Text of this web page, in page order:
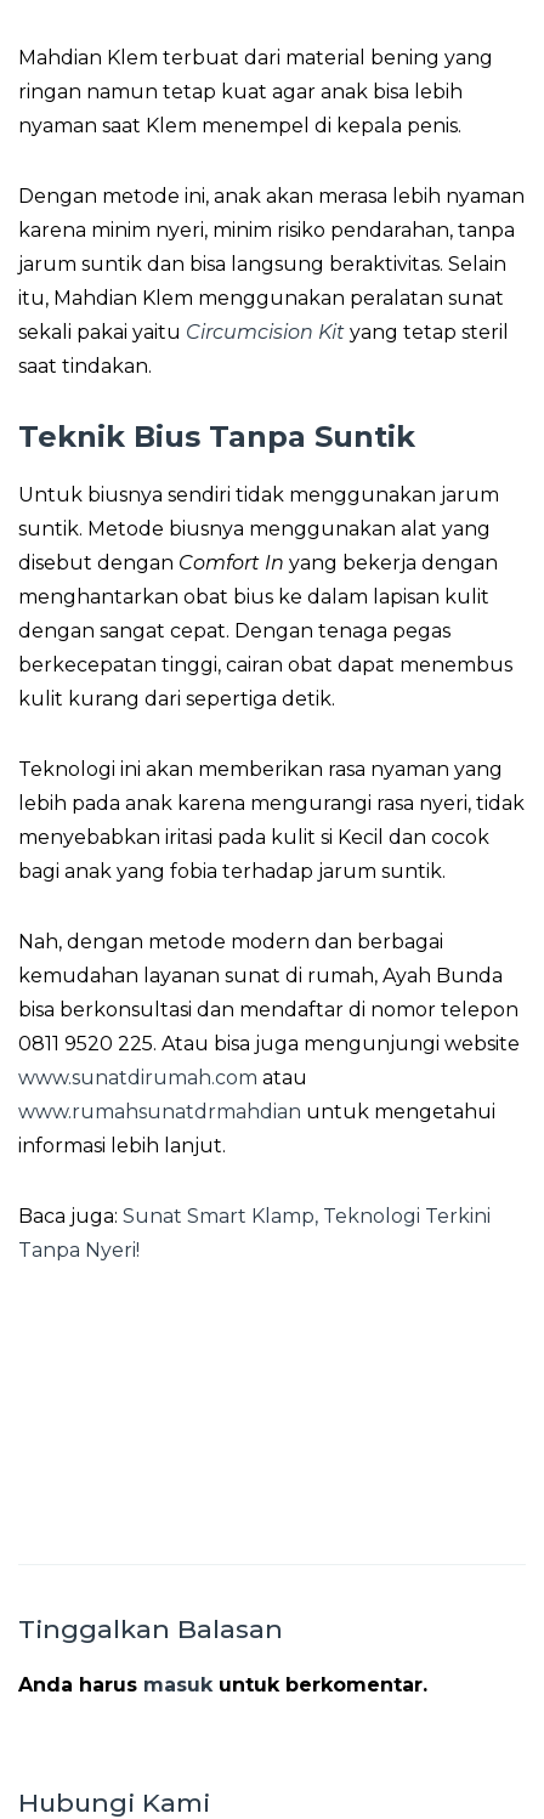
Mahdian Klem terbuat dari material bening yang
ringan namun tetap kuat agar anak bisa lebih
nyaman saat Klem menempel di kepala penis.
Dengan metode ini, anak akan merasa lebih nyaman
karena minim nyeri, minim risiko pendarahan, tanpa
jarum suntik dan bisa langsung beraktivitas. Selain
itu, Mahdian Klem menggunakan peralatan sunat
sekali pakai yaitu Circumcision Kit yang tetap steril
saat tindakan.
Teknik Bius Tanpa Suntik
Untuk biusnya sendiri tidak menggunakan jarum
suntik. Metode biusnya menggunakan alat yang
disebut dengan Comfort In yang bekerja dengan
menghantarkan obat bius ke dalam lapisan kulit
dengan sangat cepat. Dengan tenaga pegas
berkecepatan tinggi, cairan obat dapat menembus
kulit kurang dari sepertiga detik.
Teknologi ini akan memberikan rasa nyaman yang
lebih pada anak karena mengurangi rasa nyeri, tidak
menyebabkan iritasi pada kulit si Kecil dan cocok
bagi anak yang fobia terhadap jarum suntik.
Nah, dengan metode modern dan berbagai
kemudahan layanan sunat di rumah, Ayah Bunda
bisa berkonsultasi dan mendaftar di nomor telepon
0811 9520 225. Atau bisa juga mengunjungi website
www.sunatdirumah.com atau
www.rumahsunatdrmahdian untuk mengetahui
informasi lebih lanjut.
Baca juga: Sunat Smart Klamp, Teknologi Terkini
Tanpa Nyeri!
Tinggalkan Balasan
Anda harus masuk untuk berkomentar.
Hubungi Kami